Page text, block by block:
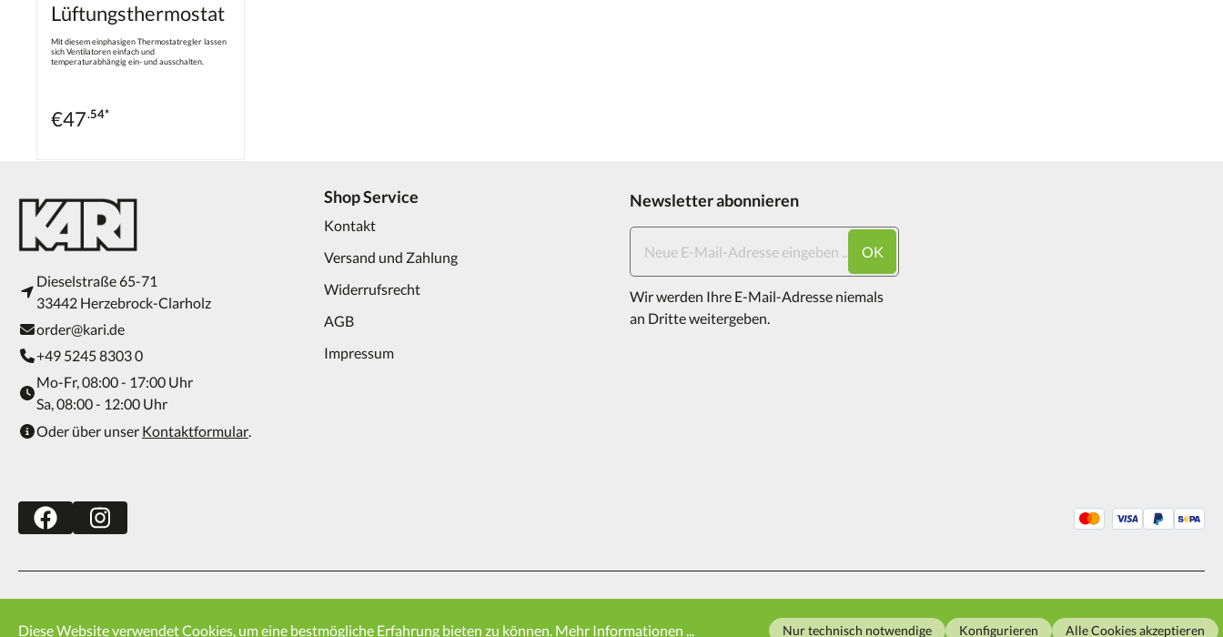
Lüftungsthermostat
Mit diesem einphasigen Thermostatregler lassen
sich Ventilatoren einfach und
temperaturabhängig ein- und ausschalten.
€47.54*
Dieselstraße 65-71
33442 Herzebrock-Clarholz
order@kari.de
+49 5245 8303 0
Mo-Fr, 08:00 - 17:00 Uhr
Sa, 08:00 - 12:00 Uhr
Oder über unser Kontaktformular.
Shop Service
Kontakt
Versand und Zahlung
Widerrufsrecht
AGB
Impressum
Newsletter abonnieren
OK
Wir werden Ihre E-Mail-Adresse niemals
an Dritte weitergeben.
Kontakt Versand und Zahlung Widerrufsrecht AGB Impressum
* Alle Preise inkl. gesetzl. Mehrwertsteuer zzgl.Versandkostenund ggf. Nachnahmegebühren, wenn nicht anders angegeben.
2026
Diese Website verwendet Cookies, um eine bestmögliche Erfahrung bieten zu können. Mehr Informationen ... Nur technisch notwendige Konfigurieren Alle Cookies akzeptieren